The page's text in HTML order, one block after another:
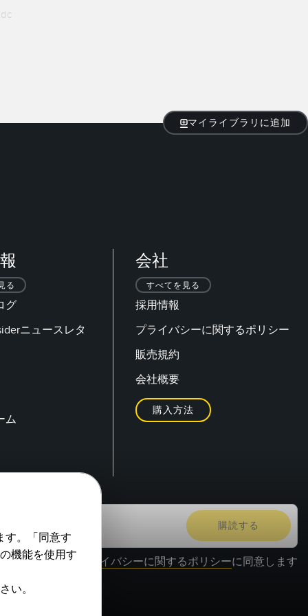
マイライブラリに追加
る
グ
ニュースレタ
ム
会社
すべてを見る
採用情報
プライバシーに関するポリシー
販売規約
会社概要
購入方法
プライバシーに関するポリシーに同意します
す。「同意す
機能を使用す
い。